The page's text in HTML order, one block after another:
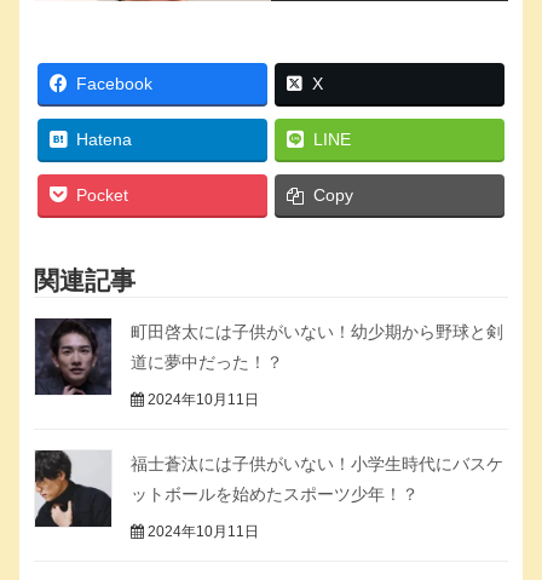
Facebook X
Hatena LINE
Pocket Copy
関連記事
町田啓太には子供がいない！幼少期から野球と剣
道に夢中だった！？
2024年10月11日
福士蒼汰には子供がいない！小学生時代にバスケ
ットボールを始めたスポーツ少年！？
2024年10月11日